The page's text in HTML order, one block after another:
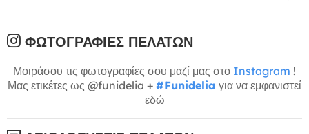
ΦΩΤΟΓΡΑΦΊΕΣ ΠΕΛΑΤΏΝ
Μοιράσου τις φωτογραφίες σου μαζί μας στο Instagram !
Μας ετικέτες ως @funidelia + #Funidelia για να εμφανιστεί
εδώ